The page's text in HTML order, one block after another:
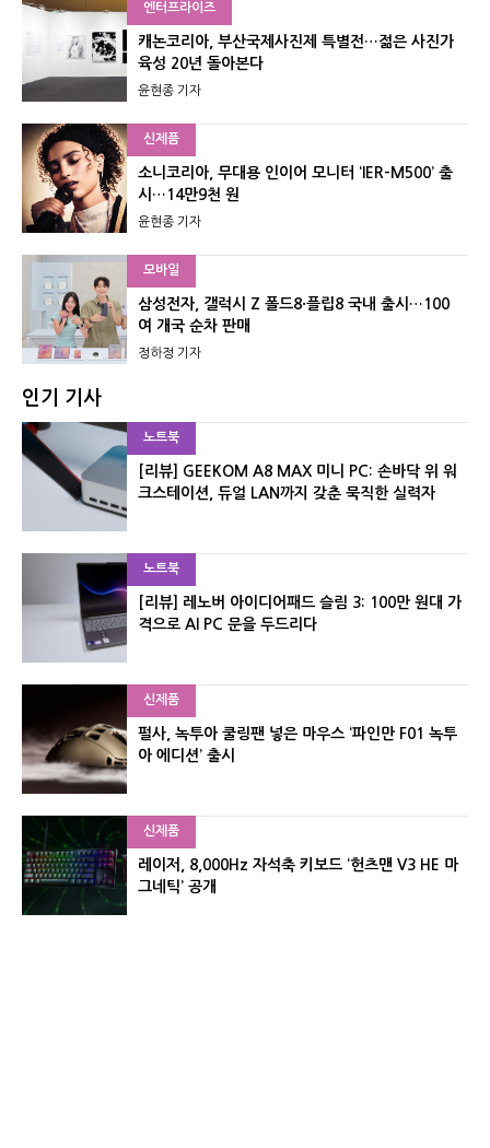
엔터프라이즈
캐논코리아, 부산국제사진제 특별전…젊은 사진가
육성 20년 돌아본다
윤현종 기자
신제품
소니코리아, 무대용 인이어 모니터 ‘IER-M500’ 출
시…14만9천 원
윤현종 기자
모바일
삼성전자, 갤럭시 Z 폴드8·플립8 국내 출시…100
여 개국 순차 판매
정하정 기자
인기 기사
노트북
[리뷰] GEEKOM A8 MAX 미니 PC: 손바닥 위 워
크스테이션, 듀얼 LAN까지 갖춘 묵직한 실력자
노트북
[리뷰] 레노버 아이디어패드 슬림 3: 100만 원대 가
격으로 AI PC 문을 두드리다
신제품
펄사, 녹투아 쿨링팬 넣은 마우스 ‘파인만 F01 녹투
아 에디션’ 출시
신제품
레이저, 8,000Hz 자석축 키보드 ‘헌츠맨 V3 HE 마
그네틱’ 공개